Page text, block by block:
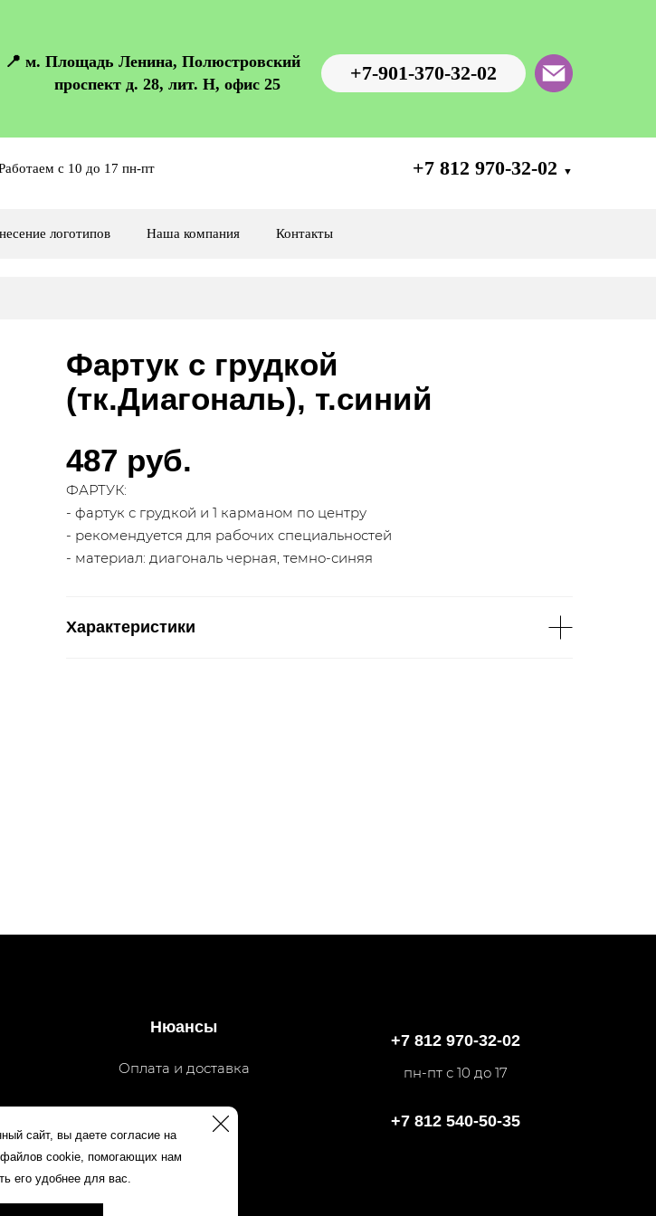
+7-901-370-32-02
📍 м. Площадь Ленина, Полюстровский
проспект д. 28, лит. Н, офис 25
с 10 до 17 пн-пт +7 812 970-32-02 ▼
логотипов Наша компания Контакты
Фартук с грудкой
(тк.Диагональ), т.синий
487 руб.
ФАРТУК:
- фартук с грудкой и 1 карманом по центру
- рекомендуется для рабочих специальностей
- материал: диагональ черная, темно-синяя
Характеристики
Нюансы
Оплата и доставка
+7 812 970-32-02
пн-пт с 10 до 17
+7 812 540-50-35
сайт, вы даете согласие на
файлов cookie, помогающих нам
его удобнее для вас.